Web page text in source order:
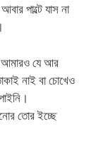
পাল্টে যাস না
আমারও যে আর
নাই বা চোখেও
তোর ইচ্ছে